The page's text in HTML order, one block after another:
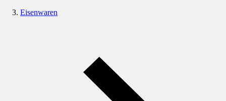
Eisenwaren